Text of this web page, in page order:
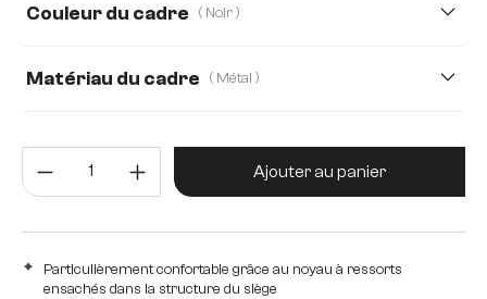
Teddystoff Tissu structuré
Couleur du cadre ( Noir )
Matériau du cadre ( Métal )
Edelstahl graphit Quantité de produit : Entrez la
Ajouter au panier
Particulièrement confortable grâce au noyau à ressorts
ensachés dans la structure du siège